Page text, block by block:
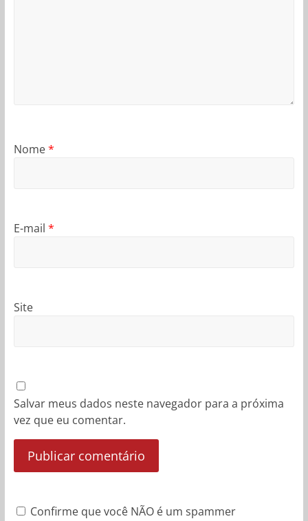
Nome*
E-mail *
Site
Salvar meus dados neste navegador para a próxima
vez que eu comentar.
Confirme que você NÃO é um spammer